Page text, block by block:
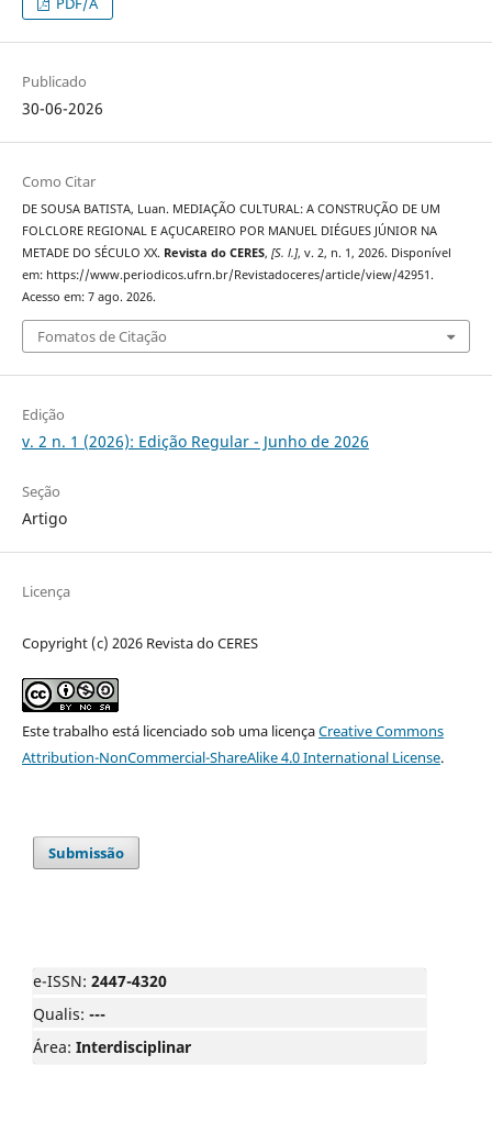
Publicado
30-06-2026
Como Citar
DE SOUSA BATISTA, Luan. MEDIAÇÃO CULTURAL: A CONSTRUÇÃO DE UM
FOLCLORE REGIONAL E AÇUCAREIRO POR MANUEL DIÉGUES JÚNIOR NA
METADE DO SÉCULO XX. Revista do CERES, [S. l.], v. 2, n. 1, 2026. Disponível
em: https://www.periodicos.ufrn.br/Revistadoceres/article/view/42951.
Acesso em: 7 ago. 2026.
Fomatos de Citação
Edição
v. 2 n. 1 (2026): Edição Regular - Junho de 2026
Seção
Artigo
Licença
Copyright (c) 2026 Revista do CERES
Este trabalho está licenciado sob uma licençaCreative Commons
Attribution-NonCommercial-ShareAlike 4.0 International License.
Submissão
e-ISSN: 2447-4320
Qualis: ---
Área: Interdisciplinar